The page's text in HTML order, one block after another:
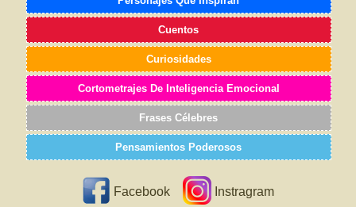
Cuentos
Curiosidades
Cortometrajes De Inteligencia Emocional
Frases Célebres
Pensamientos Poderosos
Facebook Instragram